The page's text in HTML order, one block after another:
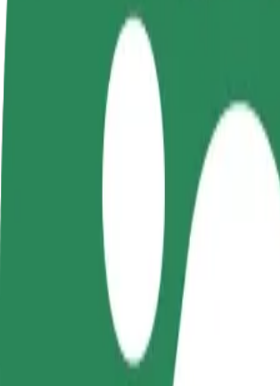
პარტნიორი
საკუთარი
გრაფიკით
შეასრულე
თანხა
როგორ მივიდეთ Port Łódź -
Port Łódź - IKEA დან Piotrkowska
Port Łódź - IKEA
Piotrkowska Centrum
კომფორტი და სიმარტივე შენს ხელთაა!